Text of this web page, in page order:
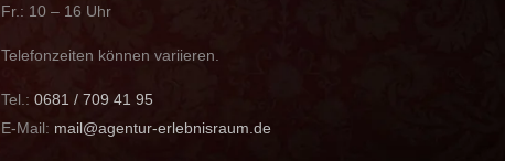
Fr.: 10 – 16 Uhr
Telefonzeiten können variieren.
Tel.: 0681 / 709 41 95
E-Mail: mail@agentur-erlebnisraum.de